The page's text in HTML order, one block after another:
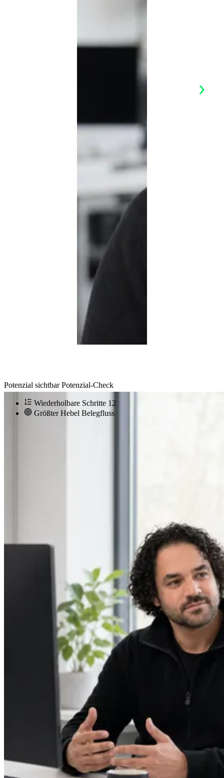
Potenzial sichtbar Potenzial-Check
Wiederholbare Schritte 12
Größter Hebel Belegfluss